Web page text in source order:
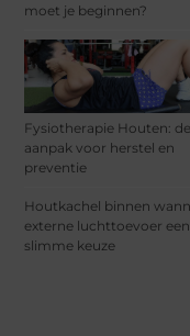
moet je beginnen?
Fysiotherapie Houten:
aanpak voor herstel en
preventie
Houtkachel binnen
externe luchttoevoer een
slimme keuze